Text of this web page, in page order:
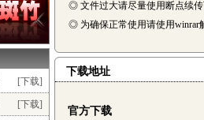
[下载]
[下载]
◎ 文件过大请尽量使用断点续
◎ 为确保正常使用请使用winrar
下载地址
官方下载